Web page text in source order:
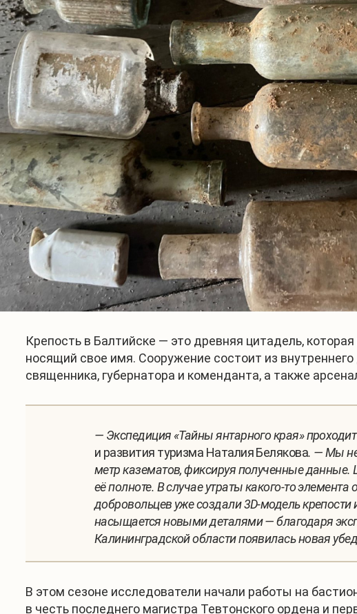
Крепость в Балтийске — это древняя цитадель,
носящий свое имя. Сооружение состоит из
священника, губернатора и коменданта, а также
— Экспедиция «Тайны янтарного края»
и развития туризма Наталия Белякова. — Мы
метр казематов, фиксируя полученные
её полноте. В случае утраты какого-то
добровольцев уже создали 3D-модель крепости
насыщается новыми деталями — благодаря
Калининградской области появилась новая
В этом сезоне исследователи начали работы на
в честь последнего магистра Тевтонского ордена и